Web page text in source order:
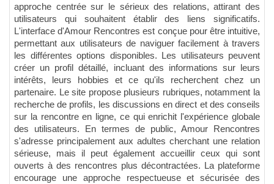
approche centrée sur le sérieux des relations, attirant des
utilisateurs qui souhaitent établir des liens significatifs.
L'interface d'Amour Rencontres est conçue pour être intuitive,
permettant aux utilisateurs de naviguer facilement à travers
les différentes options disponibles. Les utilisateurs peuvent
créer un profil détaillé, incluant des informations sur leurs
intérêts, leurs hobbies et ce qu'ils recherchent chez un
partenaire. Le site propose plusieurs rubriques, notamment la
recherche de profils, les discussions en direct et des conseils
sur la rencontre en ligne, ce qui enrichit l'expérience globale
des utilisateurs. En termes de public, Amour Rencontres
s'adresse principalement aux adultes cherchant une relation
sérieuse, mais il peut également accueillir ceux qui sont
ouverts à des rencontres plus décontractées. La plateforme
encourage une approche respectueuse et sécurisée des